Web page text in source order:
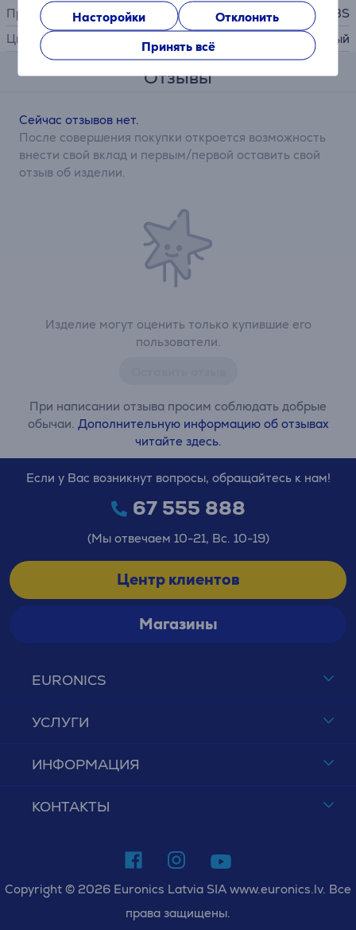
Насторойки
Отклонить
Принять всё
Производитель
SBS
Цвет
черный
Отзывы
Изделие могут оценить только купившие его
пользователи.
При написании отзыва просим соблюдать добрые
обычаи. Дополнительную информацию об отзывах
читайте здесь.
Сейчас отзывов нет.
После совершения покупки откроется возможность
внести свой вклад и первым/первой оставить свой
отзыв об изделии.
EURONICS
УСЛУГИ
ИНФОРМАЦИЯ
КОНТАКТЫ
Если у Вас возникнут вопросы, обращайтесь к нам!
67 555 888
(Мы отвечаем 10-21, Вс. 10-19)
Центр клиентов
Магазины
Copyright © 2026 Euronics Latvia SIA www.euronics.lv. Все
права защищены.